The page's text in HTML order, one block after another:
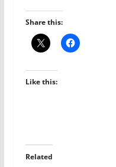
Share this:
Like this:
Related